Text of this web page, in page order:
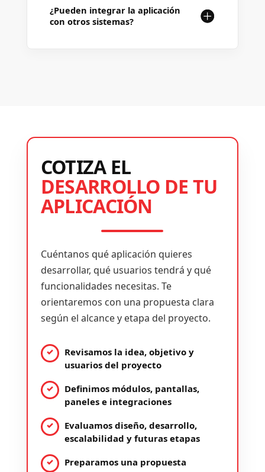
¿Pueden integrar la aplicación
con otros sistemas?
COTIZA EL
DESARROLLO DE TU
APLICACIÓN
Cuéntanos qué aplicación quieres
desarrollar, qué usuarios tendrá y qué
funcionalidades necesitas. Te
orientaremos con una propuesta clara
según el alcance y etapa del proyecto.
Revisamos la idea, objetivo y
usuarios del proyecto
Definimos módulos, pantallas,
paneles e integraciones
Evaluamos diseño, desarrollo,
escalabilidad y futuras etapas
Preparamos una propuesta